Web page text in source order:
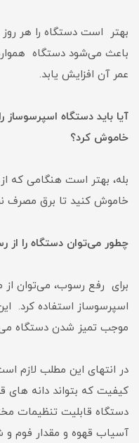
بهتر است دستگاه را هر روز
باعث می‌شود دستگاه
عمر آن افزایش یابد.
آیا باید دستگاه
خاموش کرد؟
بله، بهتر است هنگامی که
خاموش کنید تا برق مصرف
چطور می‌توان دستگاه را
برای رفع رسوب، می‌توان
اسپرسوساز استفاده کرد.
موجب تمیز شدن دستگاه
در انتهای این مطلب لازم
کیفیت که بتواند دانه های
دستگاه قابلیت تنظیمات
آسیاب قهوه و مقدار فوم و